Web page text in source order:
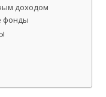
доходом
фонды